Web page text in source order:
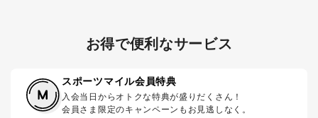
お得で便利なサービス
スポーツマイル会員特典
入会当日からオトクな特典が盛りだくさん！
会員さま限定のキャンペーンもお見逃しなく。